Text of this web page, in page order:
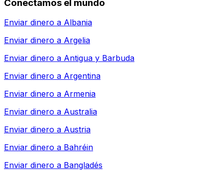
Conectamos el mundo
Enviar dinero a Albania
Enviar dinero a Argelia
Enviar dinero a Antigua y Barbuda
Enviar dinero a Argentina
Enviar dinero a Armenia
Enviar dinero a Australia
Enviar dinero a Austria
Enviar dinero a Bahréin
Enviar dinero a Bangladés